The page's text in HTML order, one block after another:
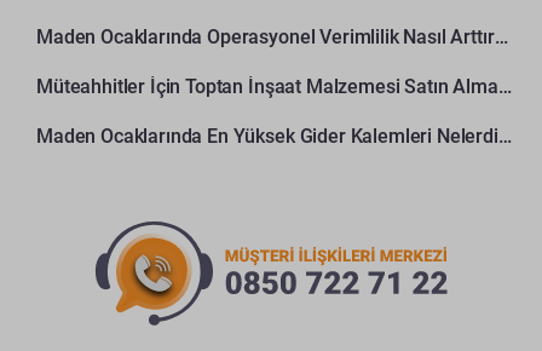
Maden Ocaklarında Operasyonel Verimlilik Nasıl Arttırılır?
Müteahhitler İçin Toptan İnşaat Malzemesi Satın Alma Rehberi
Maden Ocaklarında En Yüksek Gider Kalemleri Nelerdir?